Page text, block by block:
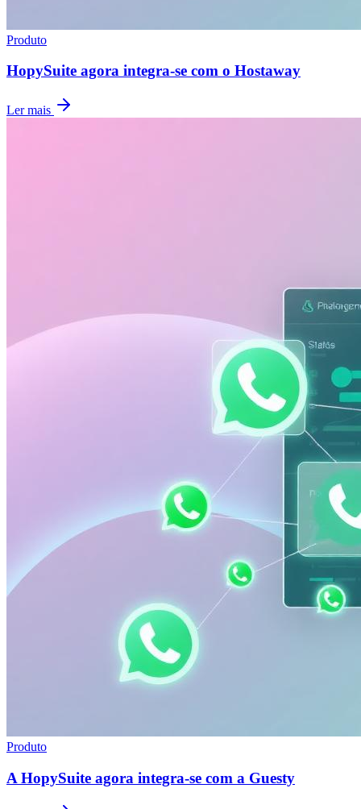
Produto
HopySuite agora integra-se com o Hostaway
Ler mais
Produto
A HopySuite agora integra-se com a Guesty